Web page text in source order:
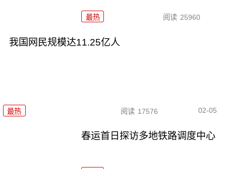
最热 阅读 25960
我国网民规模达11.25亿人
最热 阅读 17576 02-05
春运首日探访多地铁路调度中心